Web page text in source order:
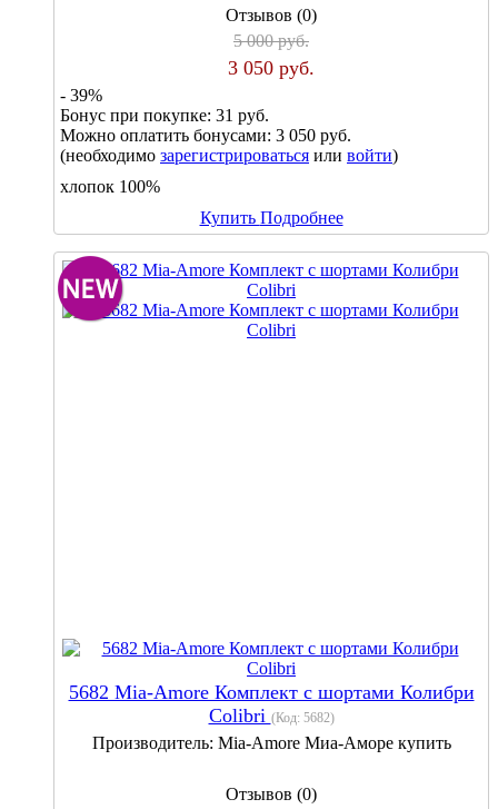
Отзывов (0)
5 000 руб.
3 050 руб.
- 39%
Бонус при покупке: 31 руб.
Можно оплатить бонусами: 3 050 руб.
(необходимо зарегистрироваться или войти)
хлопок 100%
Купить Подробнее
5682 Mia-Amore Комплект с шортами Колибри
Colibri (Код: 5682)
Производитель: Mia-Amore Миа-Аморе купить
Отзывов (0)